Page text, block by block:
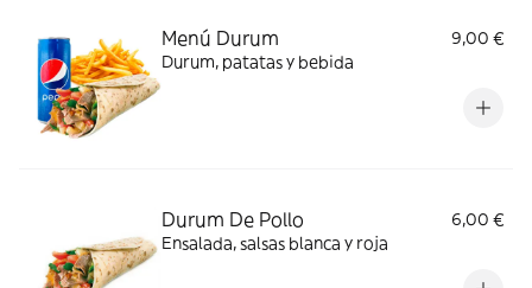
Menú Durum
9,00 €
Durum, patatas y bebida
Durum De Pollo
6,00 €
Ensalada, salsas blanca y roja